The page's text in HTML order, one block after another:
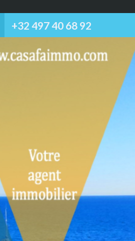
+32 497 40 68 92‬